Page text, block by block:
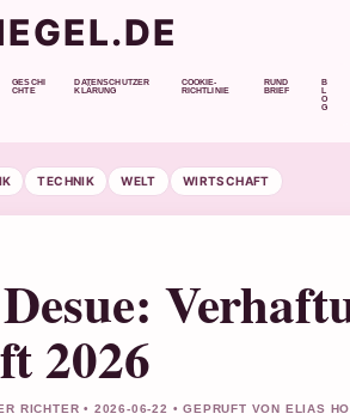
GESCHI
CHTE
DATENSCHUTZER
KLÄRUNG
COOKIE-
RICHTLINIE
RUND
BRIEF
B
O
G
TECHNIK WELT WIRTSCHAFT
2026
RICHTER • 2026-06-22 • GEPRUFT VON ELIAS